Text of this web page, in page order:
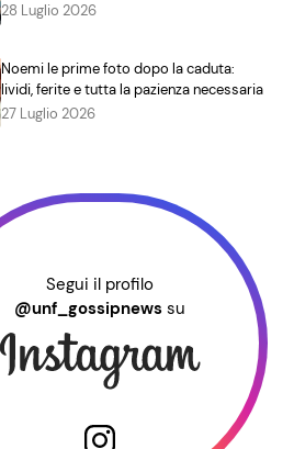
28 Luglio 2026
Noemi le prime foto dopo la caduta:
lividi, ferite e tutta la pazienza necessaria
27 Luglio 2026
Segui il profilo
@unf_gossipnews su